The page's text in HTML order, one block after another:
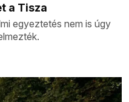
a Tisza
egyeztetés nem is úgy